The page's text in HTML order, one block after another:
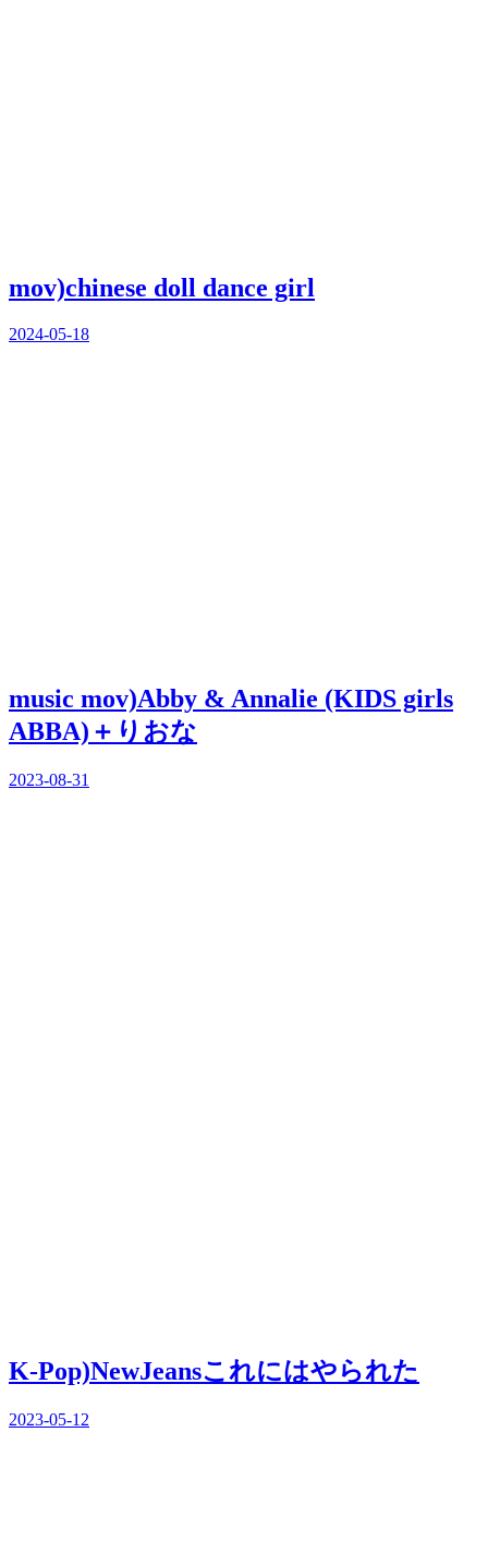
mov)chinese doll dance girl
2024-05-18
music mov)Abby & Annalie (KIDS girls
ABBA)＋りおな
2023-08-31
K-Pop)NewJeansこれにはやられた
2023-05-12